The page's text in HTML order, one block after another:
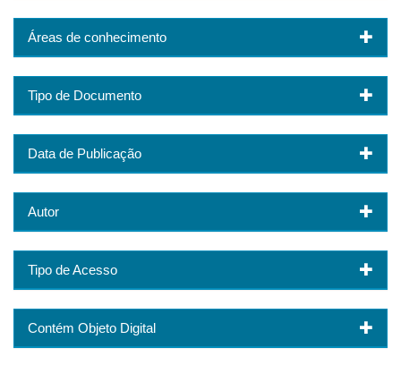
Áreas de conhecimento
Tipo de Documento
Data de Publicação
Autor
Tipo de Acesso
Contém Objeto Digital